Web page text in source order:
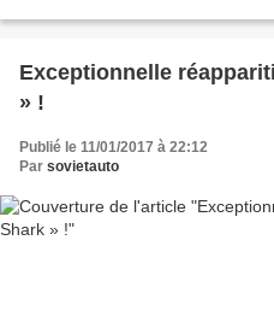
Exceptionnelle
» !
Publié le 11/01/2017 à 22:12
Par sovietauto